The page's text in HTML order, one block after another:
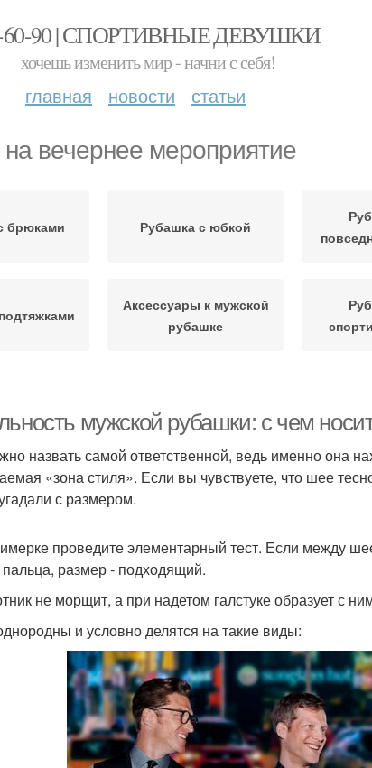
60-90 | СПОРТИВНЫЕ ДЕВУШКИ
хочешь изменить мир - начни с себя!
главная новости статьи
вечернее мероприятие
брюками Рубашка с юбкой
Аксессуары к мужской
рубашке
неформальной
обстановке
женском
мужской рубашки: с чем
назвать самой ответственной, ведь именно она
«зона стиля». Если вы чувствуете, что шее
с размером.
проведите элементарный тест. Если между
пальца, размер - подходящий.
не морщит, а при надетом галстуке образует с
и условно делятся на такие виды: